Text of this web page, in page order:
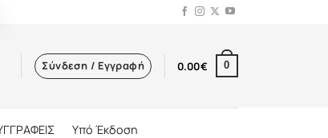
Σύνδεση / Εγγραφή 0.00€ 0
Υπό Έκδοση